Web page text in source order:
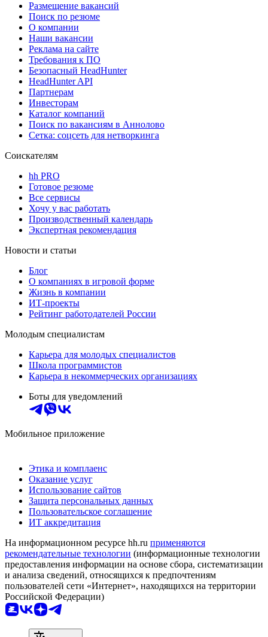
Размещение вакансий
Поиск по резюме
О компании
Наши вакансии
Реклама на сайте
Требования к ПО
Безопасный HeadHunter
HeadHunter API
Партнерам
Инвесторам
Каталог компаний
Поиск по вакансиям в Аннолово
Сетка: соцсеть для нетворкинга
Соискателям
hh PRO
Готовое резюме
Все сервисы
Хочу у вас работать
Производственный календарь
Экспертная рекомендация
Новости и статьи
Блог
О компаниях в игровой форме
Жизнь в компании
ИТ-проекты
Рейтинг работодателей России
Молодым специалистам
Карьера для молодых специалистов
Школа программистов
Карьера в некоммерческих организациях
Боты для уведомлений
Мобильное приложение
Этика и комплаенс
Оказание услуг
Использование сайтов
Защита персональных данных
Пользовательское соглашение
ИТ аккредитация
На информационном ресурсе hh.ru применяются
рекомендательные технологии (информационные технологии
предоставления информации на основе сбора, систематизации
и анализа сведений, относящихся к предпочтениям
пользователей сети «Интернет», находящихся на территории
Российской Федерации)